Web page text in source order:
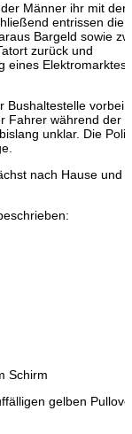
Männer ihr mit der
entrissen die
Bargeld sowie
zurück und
eines Elektromarktes
Bushaltestelle vorbei.
Fahrer während der
unklar. Die
nach Hause und
Schirm
gelben